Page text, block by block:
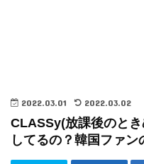
2022.03.01 2022.03.02
CLASSy(放課後のと
してるの？韓国ファン